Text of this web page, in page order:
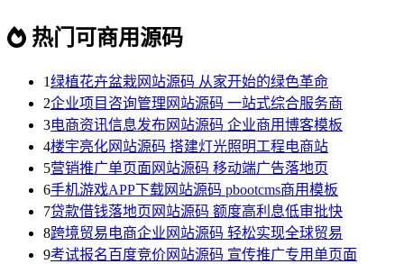
热门可商用源码
1绿植花卉盆栽网站源码 从家开始的绿色革命
2企业项目咨询管理网站源码 一站式综合服务商
3电商资讯信息发布网站源码 企业商用博客模板
4楼宇亮化网站源码 搭建灯光照明工程电商站
5营销推广单页面网站源码 移动端广告落地页
6手机游戏APP下载网站源码 pbootcms商用模板
7贷款借钱落地页网站源码 额度高利息低审批快
8跨境贸易电商企业网站源码 轻松实现全球贸易
9考试报名百度竞价网站源码 宣传推广专用单页面